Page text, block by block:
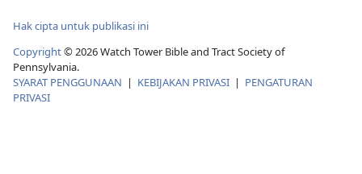
Hak cipta untuk publikasi ini
Copyright©2026Watch Tower Bible and Tract Society of
Pennsylvania.
SYARAT PENGGUNAAN | KEBIJAKAN PRIVASI | PENGATURAN
PRIVASI